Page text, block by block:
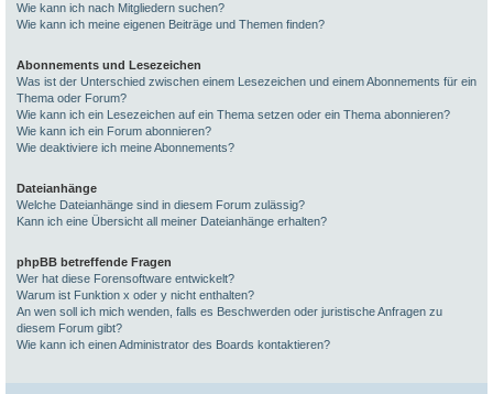
Wie kann ich nach Mitgliedern suchen?
Wie kann ich meine eigenen Beiträge und Themen finden?
Abonnements und Lesezeichen
Was ist der Unterschied zwischen einem Lesezeichen und einem Abonnements für ein
Thema oder Forum?
Wie kann ich ein Lesezeichen auf ein Thema setzen oder ein Thema abonnieren?
Wie kann ich ein Forum abonnieren?
Wie deaktiviere ich meine Abonnements?
Dateianhänge
Welche Dateianhänge sind in diesem Forum zulässig?
Kann ich eine Übersicht all meiner Dateianhänge erhalten?
phpBB betreffende Fragen
Wer hat diese Forensoftware entwickelt?
Warum ist Funktion x oder y nicht enthalten?
An wen soll ich mich wenden, falls es Beschwerden oder juristische Anfragen zu
diesem Forum gibt?
Wie kann ich einen Administrator des Boards kontaktieren?